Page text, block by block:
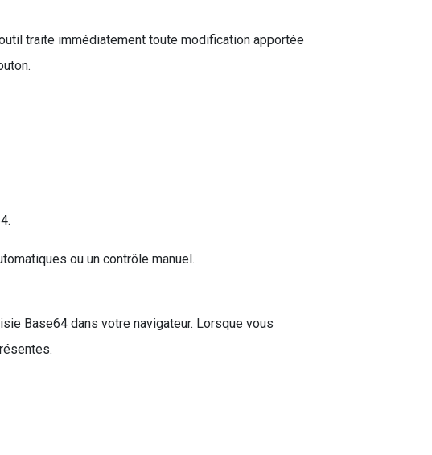
traite immédiatement toute modification apportée
ou un contrôle manuel.
Base64 dans votre navigateur. Lorsque vous